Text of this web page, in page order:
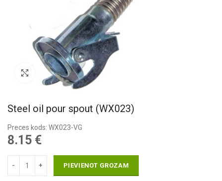
Pietuvināt
Steel oil pour spout (WX023)
Preces kods: WX023-VG
8.15 €
PIEVIENOT GROZAM